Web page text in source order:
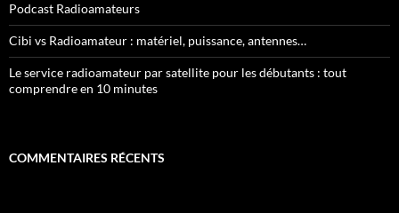
Podcast Radioamateurs
Cibi vs Radioamateur : matériel, puissance, antennes…
Le service radioamateur par satellite pour les débutants : tout
comprendre en 10 minutes
COMMENTAIRES RÉCENTS